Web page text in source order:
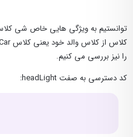
را نیز بررسی می کنیم.
کد دسترسی به صفت headLight: